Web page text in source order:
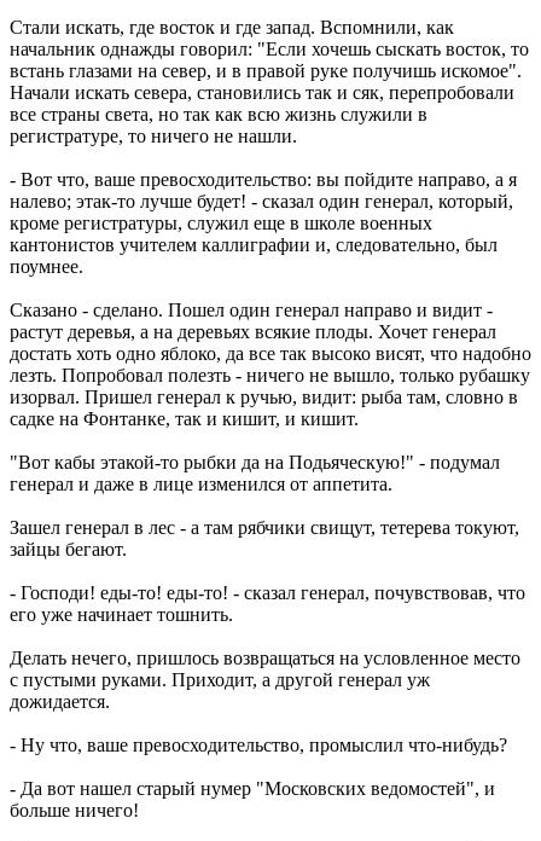
Стали искать, где восток и где запад. Вспомнили, как
начальник однажды говорил: "Если хочешь сыскать восток, то
встань глазами на север, и в правой руке получишь искомое".
Начали искать севера, становились так и сяк, перепробовали
все страны света, но так как всю жизнь служили в
регистратуре, то ничего не нашли.
- Вот что, ваше превосходительство: вы пойдите направо, а я
налево; этак-то лучше будет! - сказал один генерал, который,
кроме регистратуры, служил еще в школе военных
кантонистов учителем каллиграфии и, следовательно, был
поумнее.
Сказано - сделано. Пошел один генерал направо и видит -
растут деревья, а на деревьях всякие плоды. Хочет генерал
достать хоть одно яблоко, да все так высоко висят, что надобно
лезть. Попробовал полезть - ничего не вышло, только рубашку
изорвал. Пришел генерал к ручью, видит: рыба там, словно в
садке на Фонтанке, так и кишит, и кишит.
"Вот кабы этакой-то рыбки да на Подьяческую!" - подумал
генерал и даже в лице изменился от аппетита.
Зашел генерал в лес - а там рябчики свищут, тетерева токуют,
зайцы бегают.
- Господи! еды-то! еды-то! - сказал генерал, почувствовав, что
его уже начинает тошнить.
Делать нечего, пришлось возвращаться на условленное место
с пустыми руками. Приходит, а другой генерал уж
дожидается.
- Ну что, ваше превосходительство, промыслил что-нибудь?
- Да вот нашел старый нумер "Московских ведомостей", и
больше ничего!